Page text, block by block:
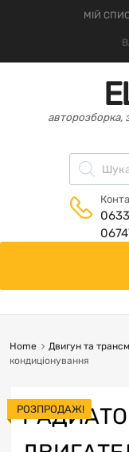
МІЙ
авторозборка,
Home Двигун та
кондиціонування
РОЗПРОДАЖ!